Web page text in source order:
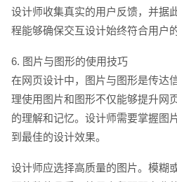
设计师收集真实的用户反馈，并据
程能够确保交互设计始终符合用户
6. 图片与图形的使用技巧
在网页设计中，图片与图形是传达
理使用图片和图形不仅能够提升网
的理解和记忆。设计师需要掌握图
到最佳的设计效果。
设计师应选择高质量的图片。模糊
电商及系统平台开